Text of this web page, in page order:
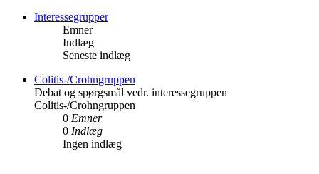
Interessegrupper
Emner
Indlæg
Seneste indlæg
Colitis-/Crohngruppen
Debat og spørgsmål vedr. interessegruppen
Colitis-/Crohngruppen
0 Emner
0 Indlæg
Ingen indlæg